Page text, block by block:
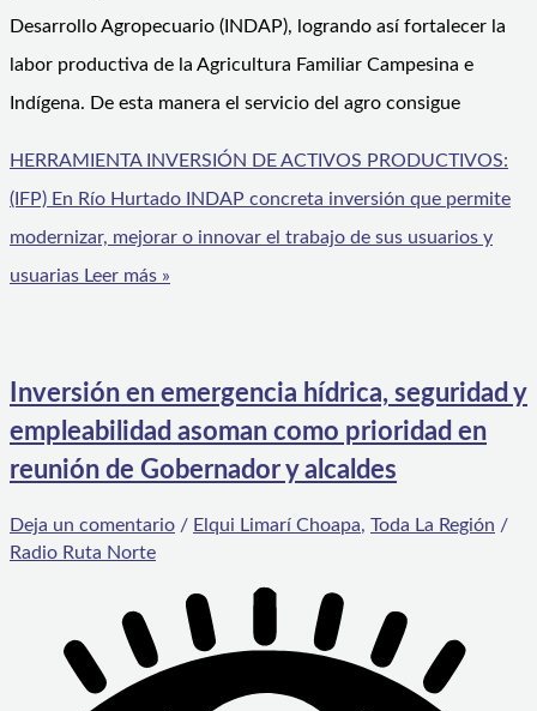
Desarrollo Agropecuario (INDAP), logrando así fortalecer la
labor productiva de la Agricultura Familiar Campesina e
Indígena. De esta manera el servicio del agro consigue
HERRAMIENTA INVERSIÓN DE ACTIVOS PRODUCTIVOS:
(IFP) En Río Hurtado INDAP concreta inversión que permite
modernizar, mejorar o innovar el trabajo de sus usuarios y
usuarias Leer más »
Inversión en emergencia hídrica, seguridad y
empleabilidad asoman como prioridad en
reunión de Gobernador y alcaldes
Deja un comentario / Elqui Limarí Choapa, Toda La Región /
Radio Ruta Norte